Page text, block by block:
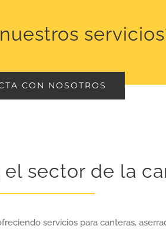
CON NOSOTROS
sector de la
servicios para canteras,